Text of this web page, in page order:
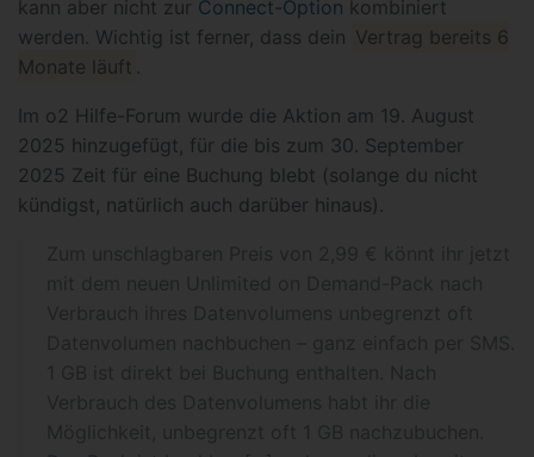
kann aber nicht zur Connect-Option kombiniert
werden. Wichtig ist ferner, dass dein Vertrag bereits 6
Monate läuft .
Im o2 Hilfe-Forum wurde die Aktion am 19. August
2025 hinzugefügt, für die bis zum 30. September
2025 Zeit für eine Buchung blebt (solange du nicht
kündigst, natürlich auch darüber hinaus).